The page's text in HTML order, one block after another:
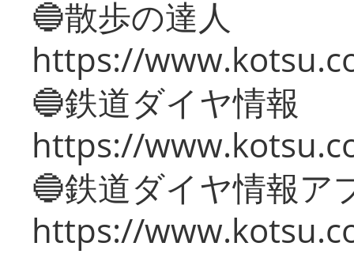
🔵散歩の達人
https://
🔵鉄道ダイヤ情報
https://
🔵鉄道ダイヤ情報ア
https://